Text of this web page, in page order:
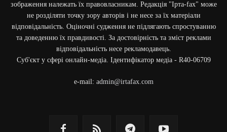
зображення належать їх правовласникам. Редакція "Ірта-fax" може
не розділяти точку зору авторів і не несе за їх матеріали
відповідальність. Оціночні судження не підлягають спростуванню
та доведенню їх правдивості. За достовірність та зміст реклами
відповідальність несе рекламодавець.
Cуб'єкт у сфері онлайн-медіа. Ідентифікатор медіа - R40-06709
e-mail: admin@irtafax.com